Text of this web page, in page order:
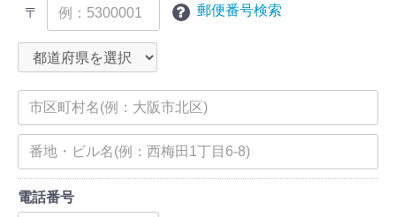
〒
郵便番号検索
電話番号